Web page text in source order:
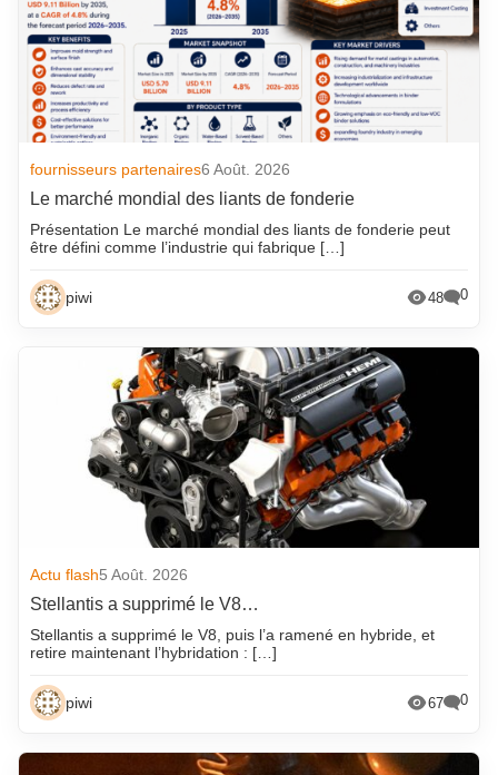
fournisseurs partenaires6 Août. 2026
Le marché mondial des liants de fonderie
Présentation Le marché mondial des liants de fonderie peut
être défini comme l’industrie qui fabrique […]
piwi 48 0
Actu flash5 Août. 2026
Stellantis a supprimé le V8…
Stellantis a supprimé le V8, puis l’a ramené en hybride, et
retire maintenant l’hybridation : […]
piwi 67 0